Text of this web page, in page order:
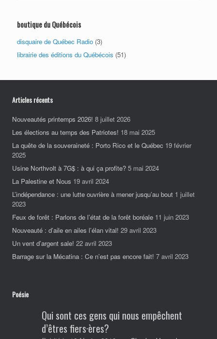
boutique du Québécois
disquaire de Québec Radio (3)
librairie des éditions du Québécois (51)
Articles récents
Nouveautés printemps 2026! 8 juillet 2026
Les élections au temps des Patriotes! 18 mai 2025
La quête de la souveraineté : Porto Rico et le Québec 19 février
2025
Usine Northvolt à 7G$ : à qui ça profite? 5 mai 2024
La Palestine et Nous 19 avril 2024
L’indépendance : une lutte ouvrière à mener jusqu’au bout 1 juillet
2023
Feux de forêt : Parlons de l’état de la forêt boréale 11 juin 2023
Nouveauté : d’aile en ailes l’élan vital! 29 avril 2023
Un vent d’argent sale! 22 avril 2023
Barrage sur la Mécatina : Ce n’est pas encore fait! 7 avril 2023
Poésie
Qui sont ces gens qui nous empêchent
d’êtres fiers·ères?